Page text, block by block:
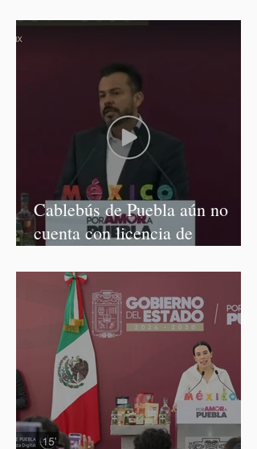
Cablebús de Puebla aún no
cuenta con licencia de